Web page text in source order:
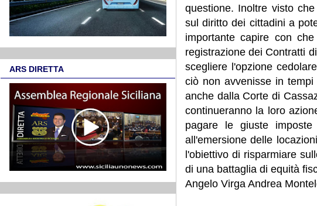
questione. Inoltre visto
sul diritto dei cittadini a
importante capire con
registrazione dei Contratti
scegliere l'opzione
ciò non avvenisse in
anche dalla Corte di
continueranno la loro
pagare le giuste
all'emersione delle
l'obiettivo di risparmiare
di una battaglia di equità
Angelo Virga Andrea
ARS DIRETTA